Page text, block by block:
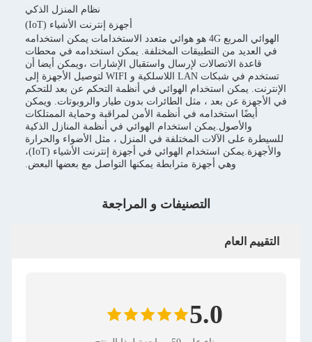
نظام المنزل الذكي
أجهزة إنترنت الأشياء (IoT)
الهوائي المربع 4G هو هوائي متعدد الاستخدامات يمكن استخدامه
في العديد من التطبيقات المختلفة. يمكن استخدامه في محطات
قاعدة الاتصالات لإرسال واستقبال الإشارات ،ويمكن أيضا أن
تستخدم في شبكات LAN اللاسلكية و WIFI لتوصيل الأجهزة إلى
يمكن استخدام الهوائي في أنظمة التحكم عن بعد للتحكم
الأجهزة عن بعد ، مثل الطائرات بدون طيار والروبوتات. ويمكن
أيضًا استخدامه في أنظمة الأمن لمراقبة وحماية الممتلكات
والأصول.يمكن استخدام الهوائي في أنظمة المنازل الذكية
للسيطرة على الآلات المختلفة في المنزل ، مثل الأضواء والحرارة
والأجهزة.يمكن استخدام الهوائي في أجهزة إنترنت الأشياء (IoT)،
وهي أجهزة مترابطة يمكنها التواصل مع بعضها البعض.
التصنيفات و المراجعة
التقييم العام
5.0